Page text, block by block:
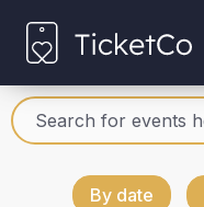
By date